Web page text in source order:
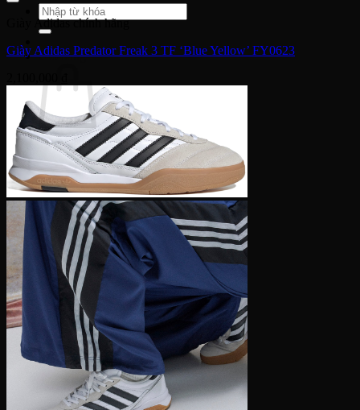
Tìm
kiếm:
Giỏ hàng
Chưa có sản phẩm trong giỏ hàng.
Quay trở lại cửa hàng
Giày Adidas chính hãng
Giày Adidas Predator Freak 3 TF ‘Blue Yellow’ FY0623